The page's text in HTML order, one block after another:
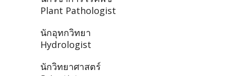
Plant Pathologist
นักอุทกวิทยา
Hydrologist
นักวิทยาศาสตร์